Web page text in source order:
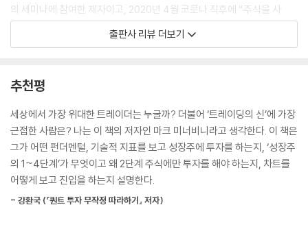
주식시장에서 가장 흔히 듣는 말 중 하나는 “저가 매수, 고가 매도”다. 이
말은 대다수 사람들이 주식으로 돈을 버는 방법에 대해 생각하는 방식과
동의어가 되었다. 물론 수익을 내려면 매도 가격보다 낮은 가격에 매수해
는 것은 아니다. 시장은 개인적 의견이나 전문가의 예측보다 더 정확하다.
주식일 수 있다. 반면 52주 신저가 근처에 있는 주식은 기껏해야 매물대를
처리해야 하며, 상방 모멘텀이 부족하다. 이런 주식은 연이어 저점을 낮출
수 있다. 신고가를 찍은 주식은 맞서 싸울 매물대가 없다. 이런 주식은 “내
가 뭔가 일을 벌이는 중인데, 사람들이 눈치채고 있네?”라고 말한다. 반면
신저가를 찍는 주식은 명백히 부진하다. 이런 주식은 투자자의 관심을 끌
지 못하거나, 기관에 의해 대량으로 매도된다.
의 세미나에 참여한 제자이고, 2020년 4월 코로나 직후에 “주식을 사
라”고 말한 그는 2021년 11월 하락장이 시작되고 두 달이 지난 시점에서
미국 시장을 매도하라는 시그널을 던졌다는 것이다. 우연이라고 생각할 수
작 중 하나로 당연하지만 국내에 처음 소개되는 책이다.
50%의 확률로 큰 수익을 올릴 수 있었던 이유!
그가 만들어 낸 비밀스러운 주식 투자 시스템,
SEPA의 다섯 가지 핵심 요소
주식 대가가 그렇듯이 그 역시 산전수전을 겪었고, 그 과정에서 교훈을 얻
출판사 리뷰 더보기
추천평
세상에서 가장 위대한 트레이더는 누굴까? 더불어 ‘트레이딩의 신’에 가장
근접한 사람은? 나는 이 책의 저자인 마크 미너비니라고 생각한다. 이 책은
그가 어떤 펀더멘털, 기술적 지표를 보고 성장주에 투자를 하는지, ‘성장주
의 1~4단계’가 무엇이고 왜 2단계 주식에만 투자를 해야 하는지, 차트를
어떻게 보고 진입을 하는지 설명한다.
- 강환국 (『퀀트 투자 무작정 따라하기』 저자)